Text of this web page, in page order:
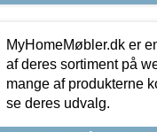
MyHomeMøbler.dk er
af deres sortiment på
mange af produkterne
se deres udvalg.